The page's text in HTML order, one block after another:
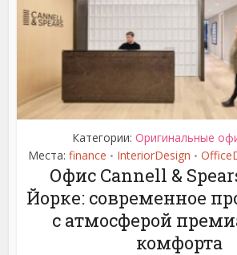
Категории: Оригинальные
Места: finance • InteriorDesign •
Офис Cannell &
Йорке: современное
с атмосферой
комфорта